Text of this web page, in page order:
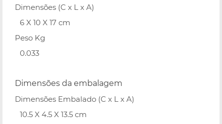
Dimensões (C x L x A)
6 X 10 X 17 cm
Peso Kg
0.033
Dimensões da embalagem
Dimensões Embalado (C x L x A)
10.5 X 4.5 X 13.5 cm